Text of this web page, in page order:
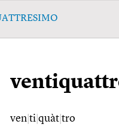
ven ti quàt tro